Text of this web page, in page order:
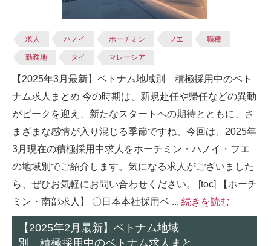
求人 ハノイ ホーチミン フエ 職種
勤務地 タイ マレーシア
【2025年3月最新】ベトナム地域別 積極採用中のベト
ナム求人まとめ 今の時期は、新規赴任や帰任などの異動
がピークを迎え、新たなスタートへの期待とともに、さ
まざまな感情が入り混じる季節ですね。今回は、2025年
3月現在の積極採用中求人をホーチミン・ハノイ・フエ
の地域別でご紹介します。気になる求人がございました
ら、ぜひお気軽にお問い合わせください。 [toc] 【ホーチ
ミン・南部求人】 〇日本本社採用ベ ... 続きを読む
【2025年2月最新】ベトナム地域
別 積極採用中のベトナム求人まと